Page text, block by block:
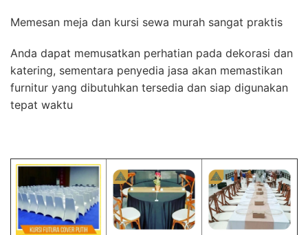
Memesan meja dan kursi sewa murah sangat praktis
Anda dapat memusatkan perhatian pada dekorasi dan
katering, sementara penyedia jasa akan memastikan
furnitur yang dibutuhkan tersedia dan siap digunakan
tepat waktu